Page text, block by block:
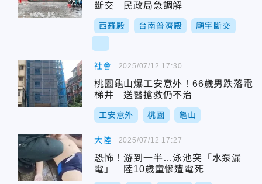
斷交 民政局急調解
西羅殿 台南普濟殿 廟宇斷交
社會
桃園龜山爆工安意外！66歲男跌落電
梯井 送醫搶救仍不治
工安意外 桃園 龜山
2025/07/12 17:30
大陸
恐怖！游到一半…泳池突「水泵漏
電」 陸10歲童慘遭電死
2025/07/12 17:27